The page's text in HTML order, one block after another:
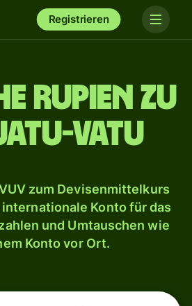
Registrieren
Rupien zu
Vatu
zum Devisenmittelkurs
Konto für das
und Umtauschen wie
Konto vor Ort.